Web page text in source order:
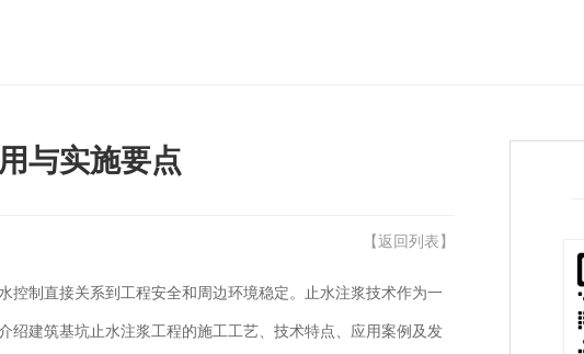
与实施要点
【 返回列表 】
控制直接关系到工程安全和周边环境稳定。止水注浆技术作为一
绍建筑基坑止水注浆工程的施工工艺、技术特点、应用案例及发